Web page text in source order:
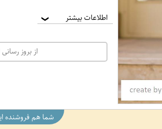
اطلاعات بیشتر ❯
از بروز
شما هم فروشنده